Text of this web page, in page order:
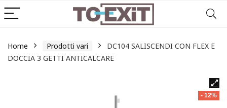
Home Prodotti vari
DC104 SALISCENDI CON FLEX E
DOCCIA 3 GETTI ANTICALCARE
- 12%